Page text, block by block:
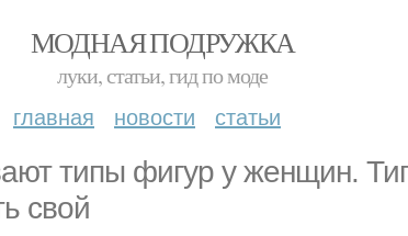
МОДНАЯ ПОДРУЖКА
луки, статьи, гид по моде
главная новости статьи
типы фигур у женщин.
свой